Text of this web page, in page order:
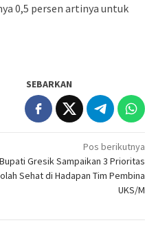
0,5 persen artinya untuk
SEBARKAN
Pos berikutnya
Gresik Sampaikan 3 Prioritas
Sehat di Hadapan Tim Pembina
UKS/M